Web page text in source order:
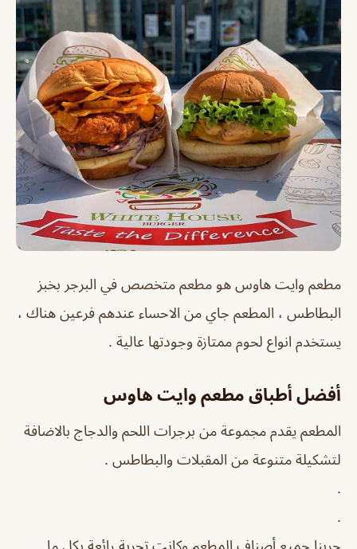
مطعم وايت هاوس هو مطعم متخصص في البرجر بخبز
البطاطس ، المطعم جاي من الاحساء عندهم فرعين هناك ،
يستخدم انواع لحوم ممتازة وجودتها عالية .
أفضل أطباق مطعم وايت هاوس
المطعم يقدم مجموعة من برجرات اللحم والدجاج بالاضافة
لتشكيلة متنوعة من المقبلات والبطاطس .
.
.
جربنا جميع أصناف المطعم وكانت تجربة رائعة بكل ما